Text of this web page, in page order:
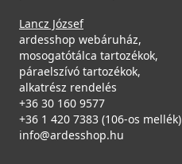
Lancz József
ardesshop webáruház,
mosogatótálca tartozékok,
páraelszívó tartozékok,
alkatrész rendelés
+36 30 160 9577
+36 1 420 7383 (106-os mellék)
info@ardesshop.hu